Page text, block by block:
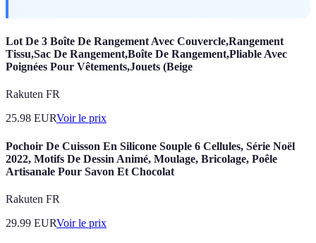
Lot De 3 Boîte De Rangement Avec Couvercle,Rangement
Tissu,Sac De Rangement,Boîte De Rangement,Pliable Avec
Poignées Pour Vêtements,Jouets (Beige
Rakuten FR
25.98 EURVoir le prix
Pochoir De Cuisson En Silicone Souple 6 Cellules, Série Noël
2022, Motifs De Dessin Animé, Moulage, Bricolage, Poêle
Artisanale Pour Savon Et Chocolat
Rakuten FR
29.99 EURVoir le prix